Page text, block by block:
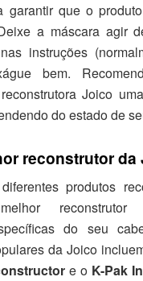
garantir que o
a máscara agir
instruções
bem.
Joico
do estado de
reconstrutor da
produtos
reconstrutor
do seu
da Joico
e o K-Pak